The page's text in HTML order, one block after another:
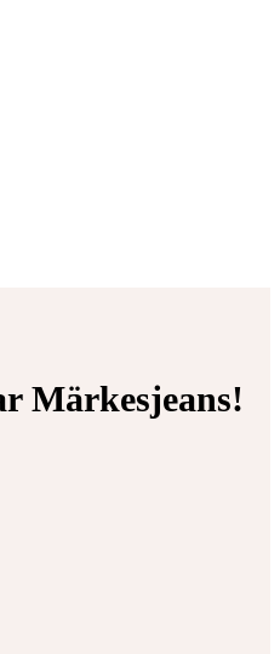
Märkesjeans!